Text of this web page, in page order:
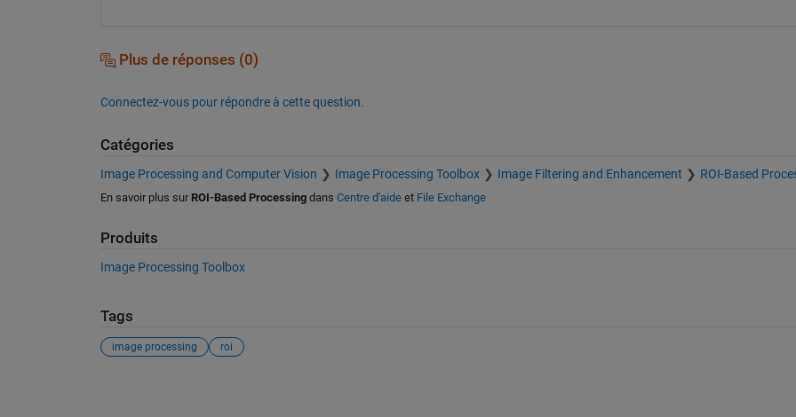
Plus de réponses (0)
Connectez-vous pour répondre à cette question.
Catégories
Image Processing and Computer Vision Image Processing Toolbox Image Filtering and Enhancement ROI-Based
En savoir plus sur ROI-Based Processingdans Centre d'aideet File Exchange
Produits
Image Processing Toolbox
Tags
image processing roi